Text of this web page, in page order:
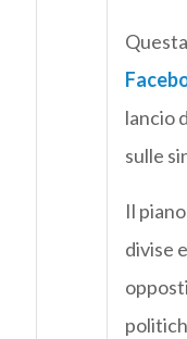
lancio
sulle
Il
divise